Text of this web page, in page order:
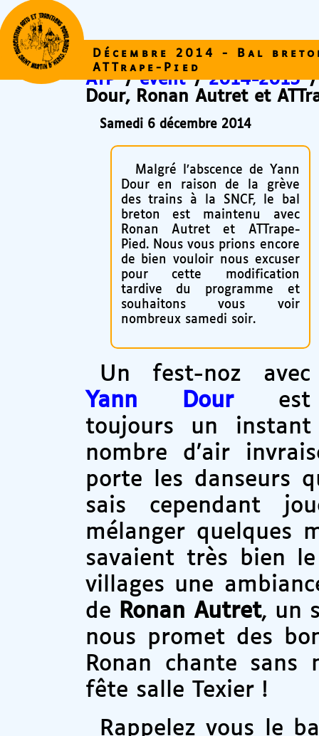
ATP /event /2014-2015
Dour, Ronan Autret et
Décembre 2014 - Bal
ATTrape-Pied
Samedi 6 décembre 2014
Malgré l’abscence de Yann
Dour en raison de la grève
des trains à la SNCF, le bal
breton est maintenu avec
Ronan Autret et ATTrape-
Pied. Nous vous prions encore
de bien vouloir nous excuser
pour cette modification
tardive du programme et
souhaitons vous voir
nombreux samedi soir.
Un fest-noz avec
Yann Dourest
toujours un
nombre d’air
porte les danseurs
sais cependant
mélanger quelques
savaient très bien
villages une
de
Ronan Autret, un
nous promet des
Ronan chante sans
fête salle Texier !
Rappelez vous le